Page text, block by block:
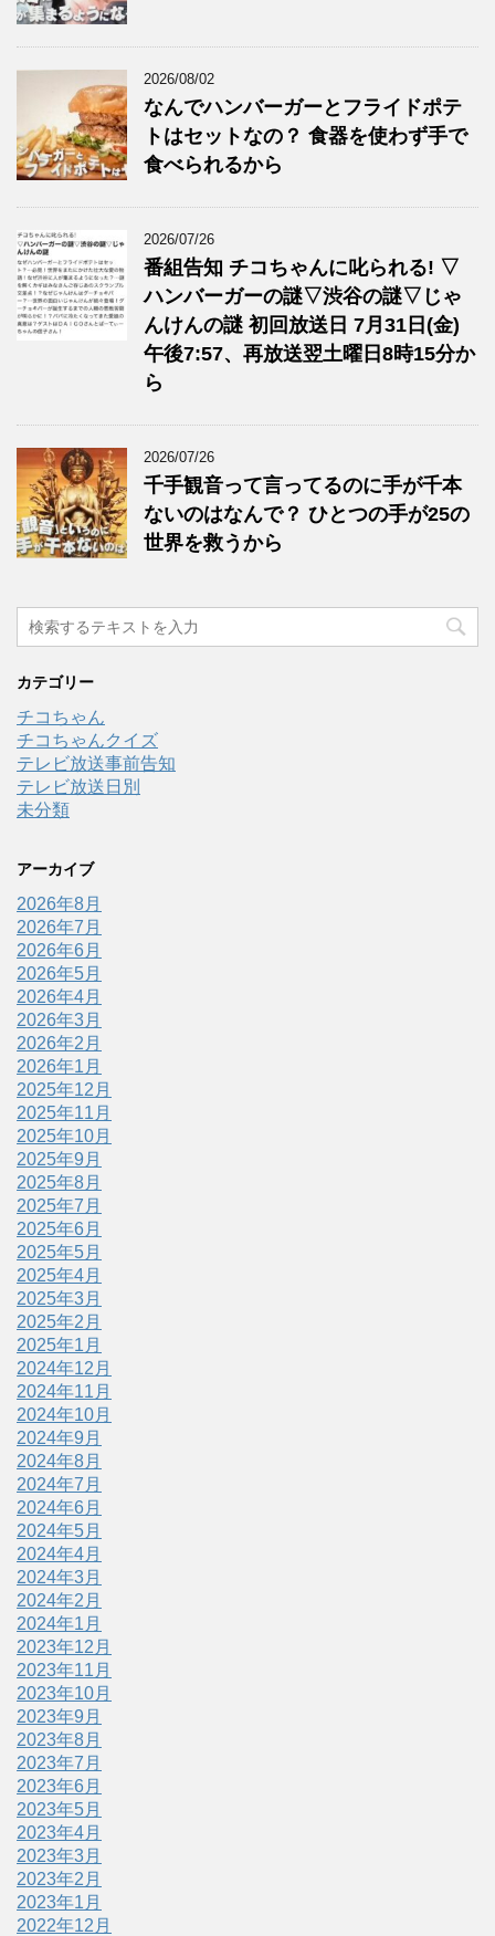
2026/08/02
なんでハンバーガーとフライドポテ
トはセットなの？ 食器を使わず手で
食べられるから
2026/07/26
番組告知 チコちゃんに叱られる! ▽
ハンバーガーの謎▽渋谷の謎▽じゃ
んけんの謎 初回放送日 7月31日(金)
午後7:57、再放送翌土曜日8時15分か
ら
2026/07/26
千手観音って言ってるのに手が千本
ないのはなんで？ ひとつの手が25の
世界を救うから
カテゴリー
チコちゃん
チコちゃんクイズ
テレビ放送事前告知
テレビ放送日別
未分類
アーカイブ
2026年8月
2026年7月
2026年6月
2026年5月
2026年4月
2026年3月
2026年2月
2026年1月
2025年12月
2025年11月
2025年10月
2025年9月
2025年8月
2025年7月
2025年6月
2025年5月
2025年4月
2025年3月
2025年2月
2025年1月
2024年12月
2024年11月
2024年10月
2024年9月
2024年8月
2024年7月
2024年6月
2024年5月
2024年4月
2024年3月
2024年2月
2024年1月
2023年12月
2023年11月
2023年10月
2023年9月
2023年8月
2023年7月
2023年6月
2023年5月
2023年4月
2023年3月
2023年2月
2023年1月
2022年12月